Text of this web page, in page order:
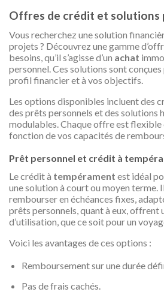
Offres de crédit et solutions
Vous recherchez une solution
projets ? Découvrez une gamme
besoins, qu’il s’agisse d’un achat
personnel. Ces solutions sont
profil financier et à vos objectifs.
Les options disponibles incluent des
des prêts personnels et des solutions
modulables. Chaque offre est flexible
fonction de vos capacités de
Prêt personnel et crédit à
Le crédit à tempérament est idéal
une solution à court ou moyen terme.
rembourser en échéances fixes,
prêts personnels, quant à eux, offrent
d’utilisation, que ce soit pour un
Voici les avantages de ces options :
Remboursement sur une durée
Pas de frais cachés.